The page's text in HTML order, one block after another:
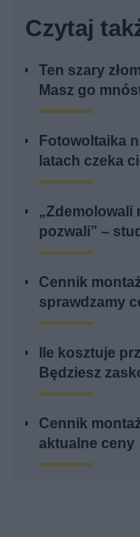
Czytaj
Ten szary
Masz go
Fotowoltaika
latach czeka
„Zdemolowali
pozwali” –
Cennik
sprawdzamy
Ile kosztuje
Będziesz
Cennik
aktualne ceny